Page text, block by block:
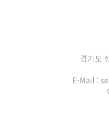
경기도
E-Mail :